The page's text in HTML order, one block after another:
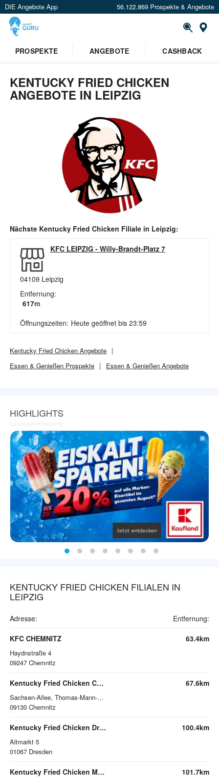
DIE Angebote App 56.122.869 Prospekte & Angebote
PROSPEKTE
ANGEBOTE CASHBACK
KENTUCKY FRIED CHICKEN
ANGEBOTE IN LEIPZIG
Nächste Kentucky Fried Chicken Filiale in Leipzig:
KFC LEIPZIG - Willy-Brandt-Platz 7
04109 Leipzig
Entfernung:
617m
Öffnungszeiten: Heute geöffnet bis 23:59
Kentucky Fried Chicken Angebote
Essen & Genießen Prospekte Essen & Genießen Angebote
HIGHLIGHTS
KENTUCKY FRIED CHICKEN FILIALEN IN
LEIPZIG
Adresse: Entfernung:
KFC CHEMNITZ
Haydnstraße 4
09247 Chemnitz
63.4km
Kentucky Fried Chicken Chemnitz
Sachsen-Allee, Thomas-Mann-Platz 1B
09130 Chemnitz
67.6km
Kentucky Fried Chicken Dresden
Altmarkt 5
01067 Dresden
100.4km
Kentucky Fried Chicken Magdeburg 101.7km